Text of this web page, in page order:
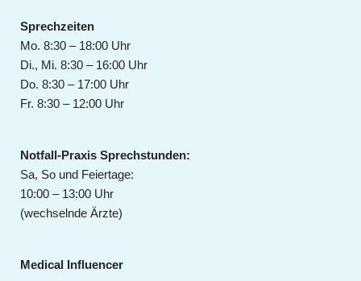
Sprechzeiten
Mo. 8:30 – 18:00 Uhr
Di., Mi. 8:30 – 16:00 Uhr
Do. 8:30 – 17:00 Uhr
Fr. 8:30 – 12:00 Uhr
Notfall-Praxis Sprechstunden:
Sa, So und Feiertage:
10:00 – 13:00 Uhr
(wechselnde Ärzte)
Medical Influencer